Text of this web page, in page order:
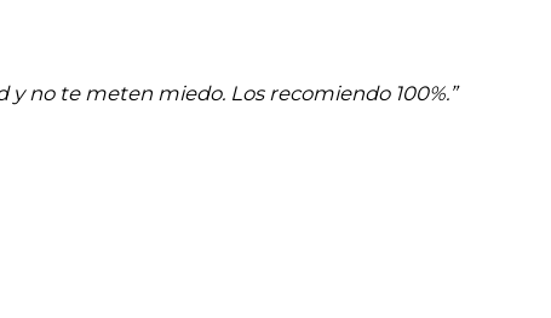
y no te meten miedo. Los recomiendo 100%.”